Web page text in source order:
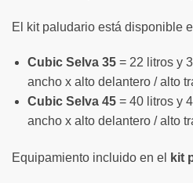
El kit paludario está disponible
Cubic Selva 35 = 22 litros y
ancho x alto delantero / alto
Cubic Selva 45 = 40 litros y
ancho x alto delantero / alto
Equipamiento incluido en el kit